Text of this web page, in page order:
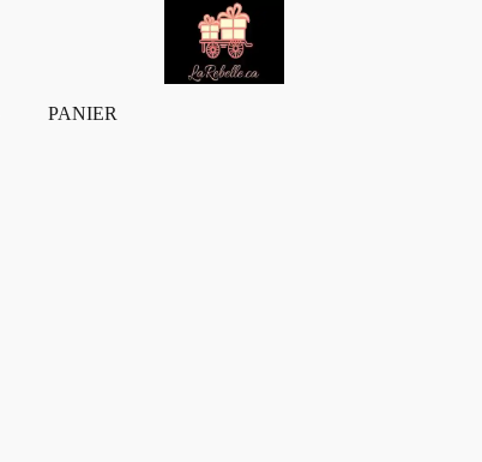
PANIER